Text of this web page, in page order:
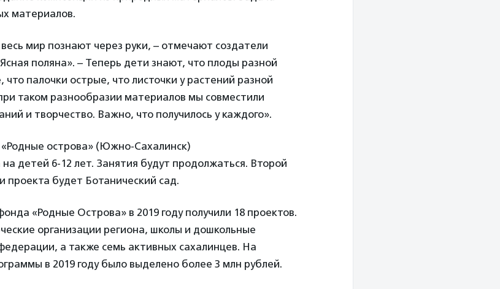
материалов.
мир познают через руки, – отмечают создатели
поляна». – Теперь дети знают, что плоды разной
палочки острые, что листочки у растений разной
таком разнообразии материалов мы совместили
и творчество. Важно, что получилось у каждого».
острова» (Южно-Сахалинск)
детей 6-12 лет. Занятия будут продолжаться. Второй
проекта будет Ботанический сад.
«Родные Острова» в 2019 году получили 18 проектов.
организации региона, школы и дошкольные
а также семь активных сахалинцев. На
в 2019 году было выделено более 3 млн рублей.